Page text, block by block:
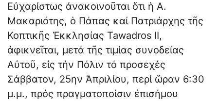
Εὐχαρίστως ἀνακοινοῦται ὅτι ἡ Α.
Μακαριότης, ὁ Πάπας καί Πατριάρχης τῆς
Κοπτικῆς Ἐκκλησίας Tawadros II,
ἀφικνεῖται, μετά τῆς τιμίας συνοδείας
Αὐτοῦ, εἰς τήν Πόλιν τό προσεχές
Σάββατον, 25ην Ἀπριλίου, περί ὥραν 6:30
μ.μ., πρός πραγματοποίσιν ἐπισήμου